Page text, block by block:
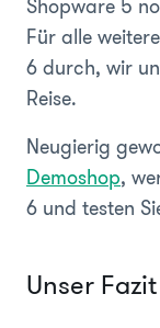
Shopware 5
Für alle
6 durch, wir
Reise.
Neugierig
Demoshop,
6 und testen
Unser Fazit